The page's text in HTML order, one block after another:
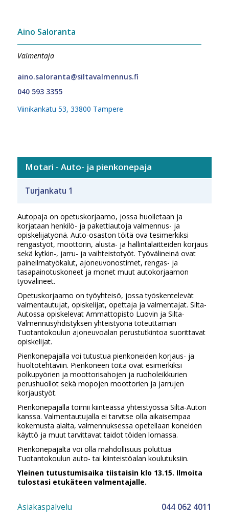
Aino Saloranta
Valmentaja
aino.saloranta@siltavalmennus.fi
040 593 3355
Viinikankatu 53, 33800 Tampere
Motari - Auto- ja pienkonepaja
Turjankatu 1
Autopaja on opetuskorjaamo, jossa huolletaan ja
korjataan henkilö- ja pakettiautoja valmennus- ja
opiskelijatyönä. Auto-osaston töitä ova tesimerkiksi
rengastyöt, moottorin, alusta- ja hallintalaitteiden korjaus
sekä kytkin-, jarru- ja vaihteistotyöt. Työvälineinä ovat
paineilmatyökalut, ajoneuvonostimet, rengas- ja
tasapainotuskoneet ja monet muut autokorjaamon
työvälineet.
Opetuskorjaamo on työyhteisö, jossa työskentelevät
valmentautujat, opiskelijat, opettaja ja valmentajat. Silta-
Autossa opiskelevat Ammattopisto Luovin ja Silta-
Valmennusyhdistyksen yhteistyönä toteuttaman
Tuotantokoulun ajoneuvoalan perustutkintoa suorittavat
opiskelijat.
Pienkonepajalla voi tutustua pienkoneiden korjaus- ja
huoltotehtäviin. Pienkoneen töitä ovat esimerkiksi
polkupyörien ja moottorisahojen ja ruoholeikkurien
perushuollot sekä mopojen moottorien ja jarrujen
korjaustyöt.
Pienkonepajalla toimii kiinteässä yhteistyössä Silta-Auton
kanssa. Valmentautujalla ei tarvitse olla aikaisempaa
kokemusta alalta, valmennuksessa opetellaan koneiden
käyttö ja muut tarvittavat taidot töiden lomassa.
Pienkonepajalta voi olla mahdollisuus poluttua
Tuotantokoulun auto- tai kiinteistöalan koulutuksiin.
Yleinen tutustumisaika tiistaisin klo 13.15. Ilmoita
tulostasi etukäteen valmentajalle.
Asiakaspalvelu 044 062 4011